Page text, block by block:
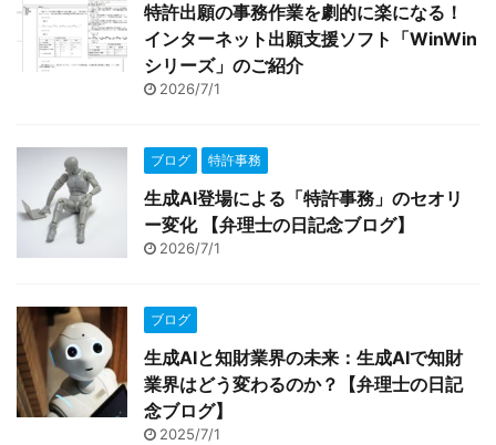
特許出願の事務作業を劇的に楽になる！
インターネット出願支援ソフト「WinWin
シリーズ」のご紹介
2026/7/1
ブログ 特許事務
生成AI登場による「特許事務」のセオリ
ー変化 【弁理士の日記念ブログ】
2026/7/1
ブログ
生成AIと知財業界の未来：生成AIで知財
業界はどう変わるのか？【弁理士の日記
念ブログ】
2025/7/1